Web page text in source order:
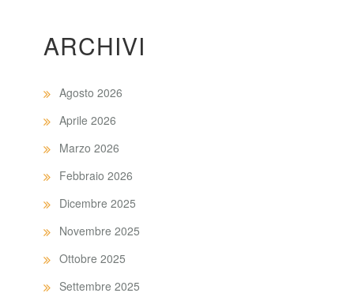
ARCHIVI
Agosto 2026
Aprile 2026
Marzo 2026
Febbraio 2026
Dicembre 2025
Novembre 2025
Ottobre 2025
Settembre 2025